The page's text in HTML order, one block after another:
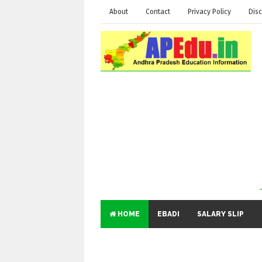
About Contact Privacy Policy
HOME EBADI SALARY SLIP